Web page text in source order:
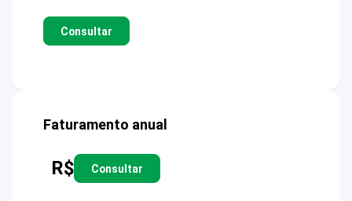
Consultar
Faturamento anual
R$ Consultar